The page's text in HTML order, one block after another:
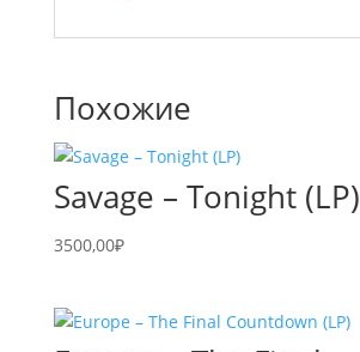
Похожие
Savage – Tonight (LP)
3500,00₽